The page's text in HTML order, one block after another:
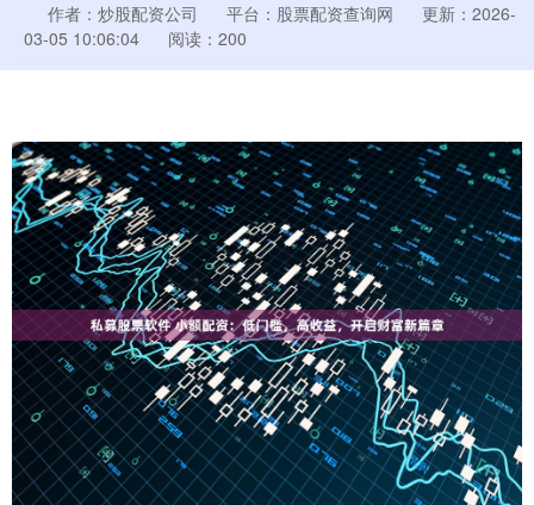
作者：炒股配资公司 平台：股票配资查询网
更新：2026-
03-05 10:06:04
阅读：200